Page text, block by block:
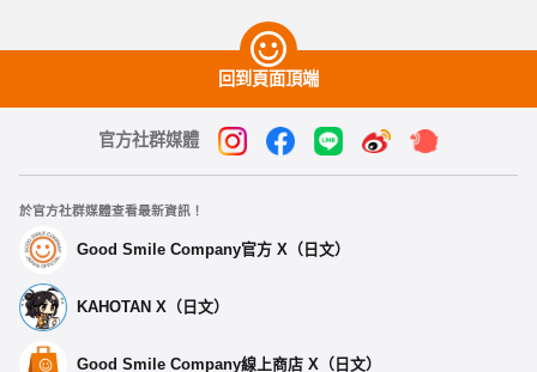
回到頁面頂端
官方社群媒體
於官方社群媒體查看最新資訊！
Good Smile Company官方 X（日文）
KAHOTAN X（日文）
Good Smile Company線上商店 X（日文）